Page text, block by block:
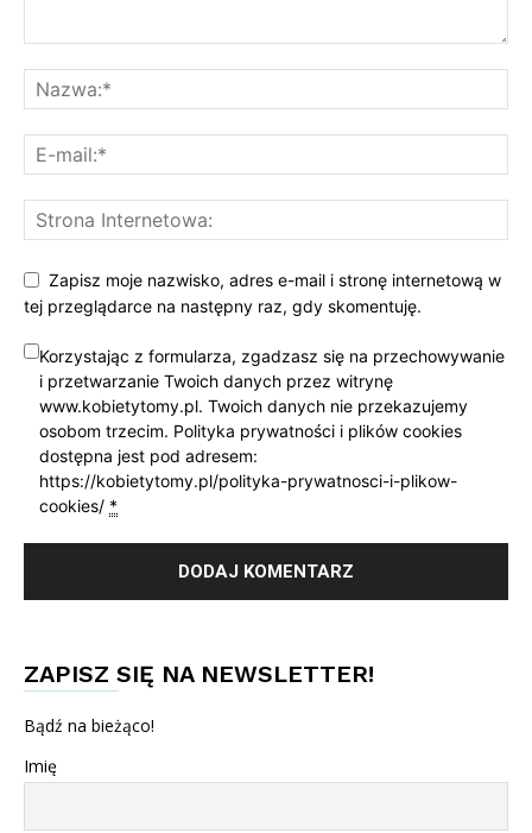
Zapisz moje nazwisko, adres e-mail i stronę internetową w
tej przeglądarce na następny raz, gdy skomentuję.
Korzystając z formularza, zgadzasz się na przechowywanie
i przetwarzanie Twoich danych przez witrynę
www.kobietytomy.pl. Twoich danych nie przekazujemy
osobom trzecim. Polityka prywatności i plików cookies
dostępna jest pod adresem:
https://kobietytomy.pl/polityka-prywatnosci-i-plikow-
cookies/ *
ZAPISZ SIĘ NA NEWSLETTER!
Bądź na bieżąco!
Imię